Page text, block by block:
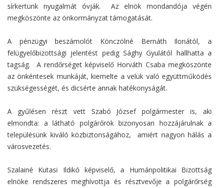
sírkertünk nyugalmát óvják. Az elnök mondandója végén
megköszönte az önkormányzat támogatását.
A pénzügyi beszámolót Könczölné Bernáth Ilonától, a
felügyelőbizottsági jelentést pedig Sághy Gyulától hallhatta a
tagság. A rendőrséget képviselő Horváth Csaba megköszönte
az önkéntesek munkáját, kiemelte a velük való együttműködés
szükségességét, és dicsérte annak hatékonyságát.
A gyűlésen részt vett Szabó József polgármester is, aki
elmondta: a látható polgárőrök bizonyosan hozzájárulnak a
településünk kiváló közbiztonságához, amiért nagyon hálás a
városvezetés.
Szalainé Kutasi Ildikó képviselő, a Humánpolitikai Bizottság
elnöke rendszeres meghívottja és résztvevője a polgárőrség